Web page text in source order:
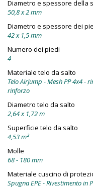
Diametro e spessore della
50,8 x 2 mm
Diametro e spessore dei
42 x 1,5 mm
Numero dei piedi
4
Materiale telo da salto
Telo AirJump - Mesh PP 4x4
rinforzo
Diametro telo da salto
2,64 x 1,72 m
Superficie telo da salto
4,53 m²
Molle
68 - 180 mm
Materiale cuscino di
Spugna EPE - Rivestimento in